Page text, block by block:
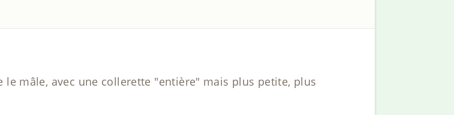
mâle, avec une collerette "entière" mais plus petite, plus